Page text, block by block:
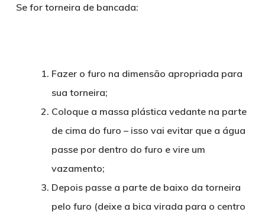
Se for torneira de bancada:
Fazer o furo na dimensão apropriada para
sua torneira;
Coloque a massa plástica vedante na parte
de cima do furo – isso vai evitar que a água
passe por dentro do furo e vire um
vazamento;
Depois passe a parte de baixo da torneira
pelo furo (deixe a bica virada para o centro